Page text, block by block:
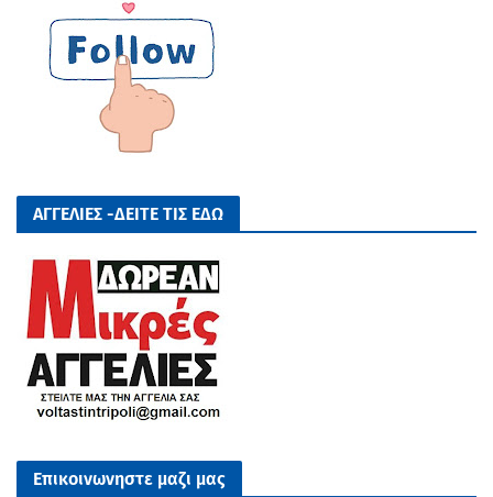
ΑΓΓΕΛΙΕΣ -ΔΕΙΤΕ ΤΙΣ ΕΔΩ
Επικοινωνηστε μαζι μας